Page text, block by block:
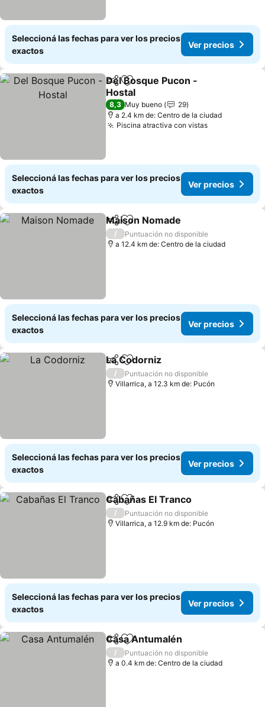
Seleccioná las fechas para ver los precios
exactos
Ver precios
CompartirAñadir a favoritos
Del Bosque Pucon -
Hostal
Ver precios
8,3 Muy bueno
29
a 2.4 km de: Centro de la ciudad
Piscina atractiva con vistasVer precios
Seleccioná las fechas para ver los precios
exactos
Ver precios
CompartirAñadir a favoritos
Maison Nomade
/
Puntuación no disponible
a 12.4 km de: Centro de la ciudad
Seleccioná las fechas para ver los precios
exactos
Ver precios
CompartirAñadir a favoritos
La Codorniz
/
Puntuación no disponible
Villarrica, a 12.3 km de: Pucón
Seleccioná las fechas para ver los precios
exactos
Ver precios
CompartirAñadir a favoritos
Cabañas El Tranco
/
Puntuación no disponible
Villarrica, a 12.9 km de: Pucón
Seleccioná las fechas para ver los precios
exactos
Ver precios
CompartirAñadir a favoritos
Casa Antumalén
/
Puntuación no disponible
a 0.4 km de: Centro de la ciudad